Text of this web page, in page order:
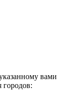
вами
городов: